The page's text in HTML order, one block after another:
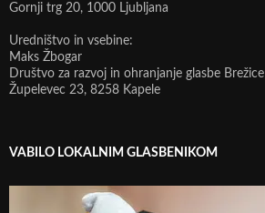
Gornji trg 20, 1000 Ljubljana
Uredništvo in vsebine:
Maks Žbogar
Društvo za razvoj in ohranjanje glasbe Brežice
Župelevec 23, 8258 Kapele
VABILO LOKALNIM GLASBENIKOM